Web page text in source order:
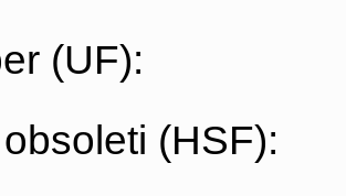
(UF):
(HSF):